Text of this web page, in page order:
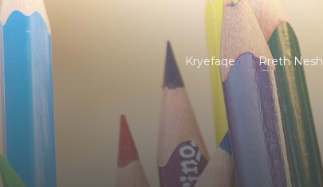
Kryefaqe Rreth Nesh